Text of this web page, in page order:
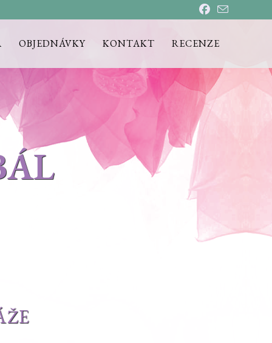
OBJEDNÁVKY KONTAKT RECENZE